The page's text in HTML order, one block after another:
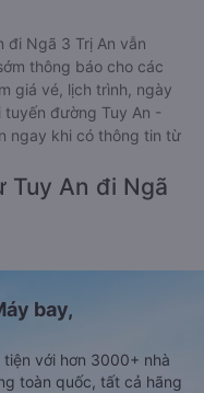
đi Ngã 3 Trị An vẫn
thông báo cho các
giá vé, lịch trình, ngày
đường Tuy An -
ngay khi có thông tin từ
Tuy An đi Ngã
bay,
với hơn 3000+ nhà
toàn quốc, tất cả hãng